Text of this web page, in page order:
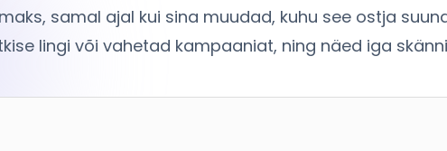
samal ajal kui sina muudad, kuhu see ostja
lingi või vahetad kampaaniat, ning näed iga